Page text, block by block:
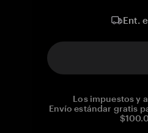
Ent.
Los impuestos y
Envío estándar gratis